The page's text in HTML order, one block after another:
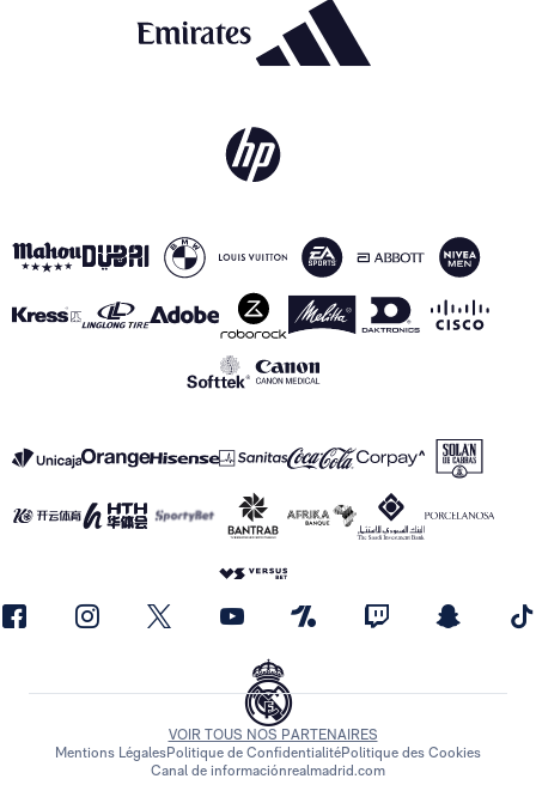
VOIR TOUS NOS PARTENAIRES
Mentions LégalesPolitique de ConfidentialitéPolitique des Cookies
Canal de informaciónrealmadrid.com